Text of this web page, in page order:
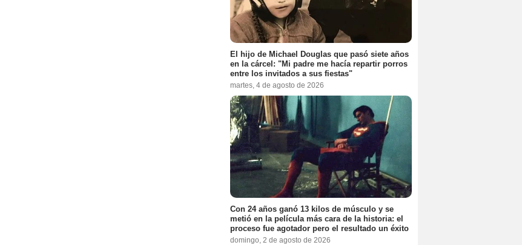
El hijo de Michael Douglas que pasó siete años
en la cárcel: "Mi padre me hacía repartir porros
entre los invitados a sus fiestas"
martes, 4 de agosto de 2026
Con 24 años ganó 13 kilos de músculo y se
metió en la película más cara de la historia: el
proceso fue agotador pero el resultado un éxito
domingo, 2 de agosto de 2026